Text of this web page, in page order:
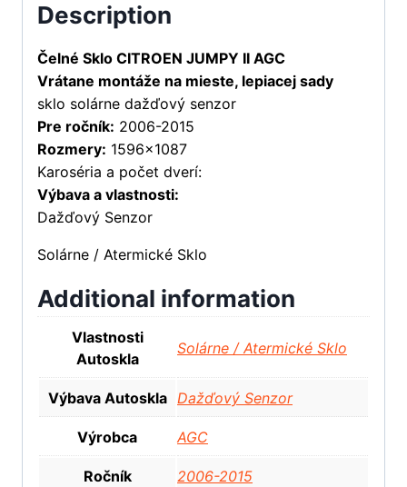
Description
Čelné Sklo CITROEN JUMPY II AGC
Vrátane montáže na mieste, lepiacej sady
sklo solárne dažďový senzor
Pre ročník: 2006-2015
Rozmery: 1596×1087
Karoséria a počet dverí:
Výbava a vlastnosti:
Dažďový Senzor
Solárne / Atermické Sklo
Additional information
Vlastnosti
Autoskla
Solárne / Atermické Sklo
Výbava Autoskla Dažďový Senzor
Výrobca AGC
Ročník 2006-2015